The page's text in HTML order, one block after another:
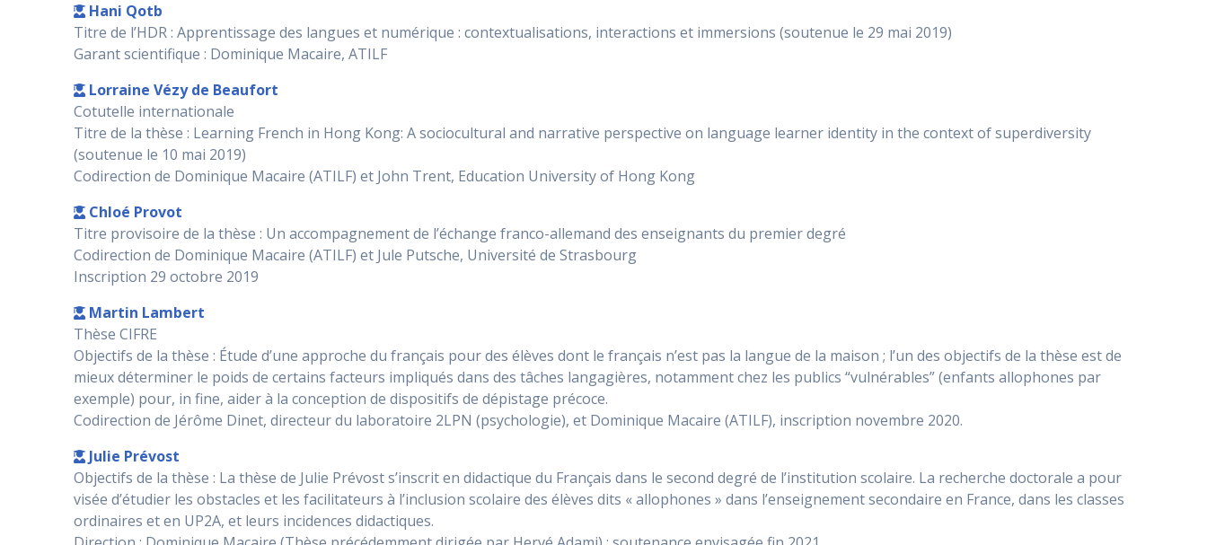
Hani Qotb
Titre de l’HDR : Apprentissage des langues et numérique : contextualisations, interactions et immersions (soutenue le 29 mai 2019)
Garant scientifique : Dominique Macaire, ATILF
Lorraine Vézy de Beaufort
Cotutelle internationale
Titre de la thèse : Learning French in Hong Kong: A sociocultural and narrative perspective on language learner identity in the context of superdiversity
(soutenue le 10 mai 2019)
Codirection de Dominique Macaire (ATILF) et John Trent, Education University of Hong Kong
Chloé Provot
Titre provisoire de la thèse : Un accompagnement de l’échange franco-allemand des enseignants du premier degré
Codirection de Dominique Macaire (ATILF) et Jule Putsche, Université de Strasbourg
Inscription 29 octobre 2019
Martin Lambert
Thèse CIFRE
Objectifs de la thèse : Étude d’une approche du français pour des élèves dont le français n’est pas la langue de la maison ; l’un des objectifs de la thèse est de
mieux déterminer le poids de certains facteurs impliqués dans des tâches langagières, notamment chez les publics “vulnérables” (enfants allophones par
exemple) pour, in fine, aider à la conception de dispositifs de dépistage précoce.
Codirection de Jérôme Dinet, directeur du laboratoire 2LPN (psychologie), et Dominique Macaire (ATILF), inscription novembre 2020.
Julie Prévost
Objectifs de la thèse : La thèse de Julie Prévost s’inscrit en didactique du Français dans le second degré de l’institution scolaire. La recherche doctorale a pour
visée d’étudier les obstacles et les facilitateurs à l’inclusion scolaire des élèves dits « allophones » dans l’enseignement secondaire en France, dans les classes
ordinaires et en UP2A, et leurs incidences didactiques.